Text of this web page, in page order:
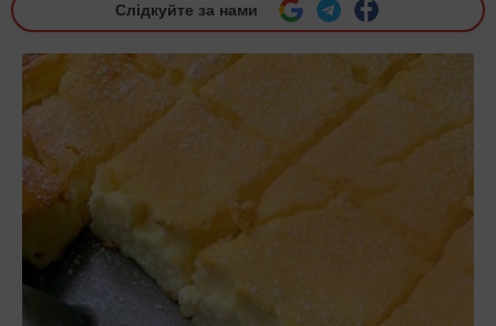
Слідкуйте за нами